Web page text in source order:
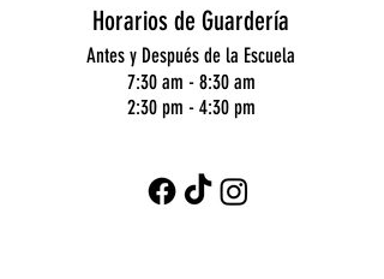
Horarios de Guardería
Antes y Después de la Escuela
7:30 am - 8:30 am
2:30 pm - 4:30 pm